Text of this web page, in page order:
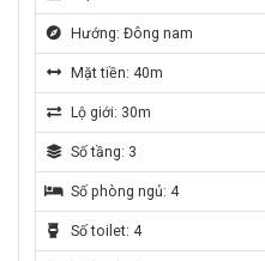
Hướng: Đông nam
Mặt tiền: 40m
Lộ giới: 30m
Số tầng: 3
Số phòng ngủ: 4
Số toilet: 4